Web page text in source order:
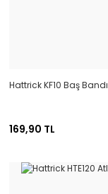
Hattrick KF10 Baş Bandı
169,90 TL